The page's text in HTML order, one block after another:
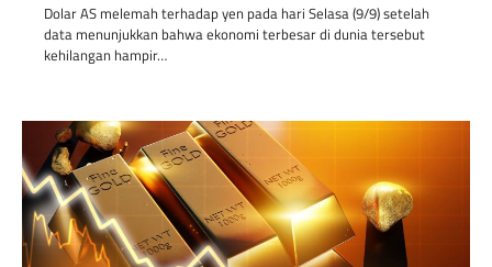
Dolar AS melemah terhadap yen pada hari Selasa (9/9) setelah
data menunjukkan bahwa ekonomi terbesar di dunia tersebut
kehilangan hampir…